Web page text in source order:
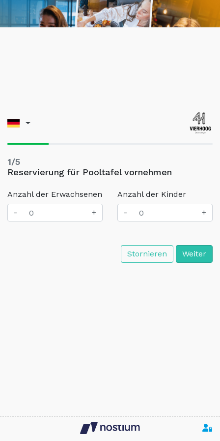
1/5
Reservierung für Pooltafel vornehmen
Anzahl der Erwachsenen
-
+
Anzahl der Kinder
-
+
Stornieren Weiter